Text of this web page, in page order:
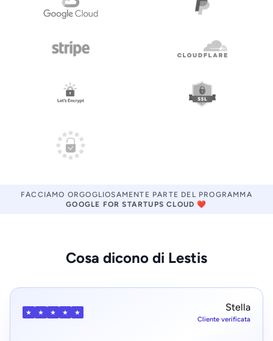
FACCIAMO ORGOGLIOSAMENTE PARTE DEL PROGRAMMA
GOOGLE FOR STARTUPS CLOUD ❤️
Cosa dicono di Lestis
★ ★ ★ ★ ★ Davide
Cliente verificato